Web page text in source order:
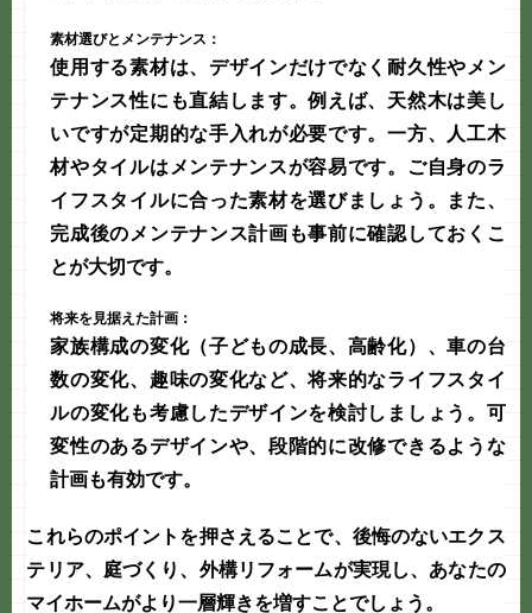
素材選びとメンテナンス：
使用する素材は、デザインだけでなく耐久性やメン
テナンス性にも直結します。例えば、天然木は美し
いですが定期的な手入れが必要です。一方、人工木
材やタイルはメンテナンスが容易です。ご自身のラ
イフスタイルに合った素材を選びましょう。また、
完成後のメンテナンス計画も事前に確認しておくこ
とが大切です。
将来を見据えた計画：
家族構成の変化（子どもの成長、高齢化）、車の台
数の変化、趣味の変化など、将来的なライフスタイ
ルの変化も考慮したデザインを検討しましょう。可
変性のあるデザインや、段階的に改修できるような
計画も有効です。
これらのポイントを押さえることで、後悔のないエクス
テリア、 庭づくり 、 外構リフォームが実現し、あなたの
マイホームがより一層輝きを増すことでしょう。